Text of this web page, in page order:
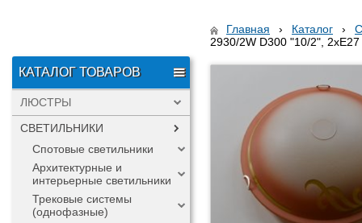
КАТАЛОГ ТОВАРОВ
ЛЮСТРЫ
СВЕТИЛЬНИКИ
Спотовые светильники
Архитектурные и
интерьерные светильники
Трековые системы
(однофазные)
Главная › Каталог ›
2930/2W D300 "10/2", 2хЕ27